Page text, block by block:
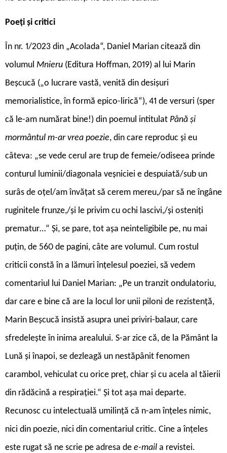
Poeți și critici
În nr. 1/2023 din „Acolada“, Daniel Marian citează din
volumul Mnieru (Editura Hoffman, 2019) al lui Marin
Beșcucă („o lucrare vastă, venită din desișuri
memorialistice, în formă epico-lirică“), 41 de versuri (sper
că le-am numărat bine!) din poemul intitulat Până și
mormântul m-ar vrea poezie, din care reproduc și eu
câteva: „se vede cerul are trup de femeie/odiseea prinde
conturul luminii/diagonala veșniciei e despuiată/sub un
surâs de oțel/am învățat să cerem mereu,/par să ne îngâne
ruginitele frunze,/și le privim cu ochi lascivi,/și osteniți
prematur…“ Și, se pare, tot așa neinteligibile pe, nu mai
puțin, de 560 de pagini, câte are volumul. Cum rostul
criticii constă în a lămuri înțelesul poeziei, să vedem
comentariul lui Daniel Marian: „Pe un tranzit ondulatoriu,
dar care e bine că are la locul lor unii piloni de rezistență,
Marin Beșcucă insistă asupra unei priviri-balaur, care
sfredelește în inima arealului. S-ar zice că, de la Pământ la
Lună și înapoi, se dezleagă un nestăpânit fenomen
carambol, vehiculat cu orice preț, chiar și cu acela al tăierii
din rădăcină a respirației.“ Și tot așa mai departe.
Recunosc cu intelectuală umilință că n-am înțeles nimic,
nici din poezie, nici din comentariul critic. Cine a înțeles
este rugat să ne scrie pe adresa de e-mail a revistei.